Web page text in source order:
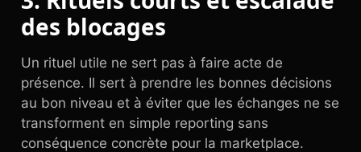
des blocages
Un rituel utile ne sert pas à faire acte de
présence. Il sert à prendre les bonnes décisions
au bon niveau et à éviter que les échanges ne se
transforment en simple reporting sans
conséquence concrète pour la marketplace.